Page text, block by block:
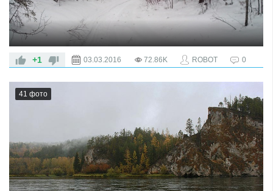
+1 03.03.2016 72.86K ROBOT 0
41 фото